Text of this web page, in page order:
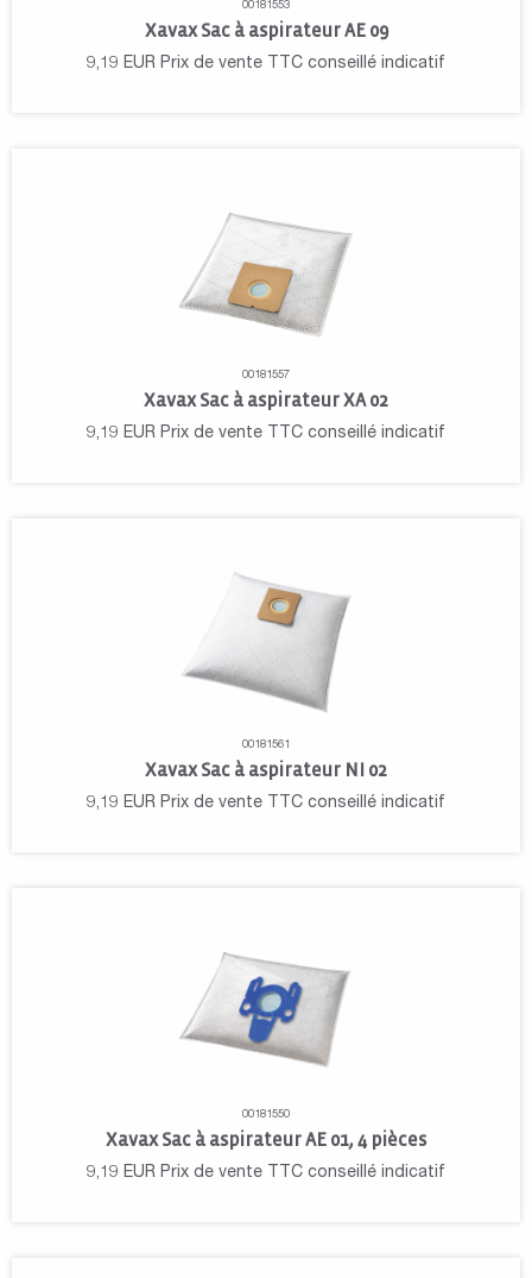
00181553
Xavax Sac à aspirateur AE 09
9,19 EUR Prix de vente TTC conseillé indicatif
00181557
Xavax Sac à aspirateur XA 02
9,19 EUR Prix de vente TTC conseillé indicatif
00181561
Xavax Sac à aspirateur NI 02
9,19 EUR Prix de vente TTC conseillé indicatif
00181550
Xavax Sac à aspirateur AE 01, 4 pièces
9,19 EUR Prix de vente TTC conseillé indicatif